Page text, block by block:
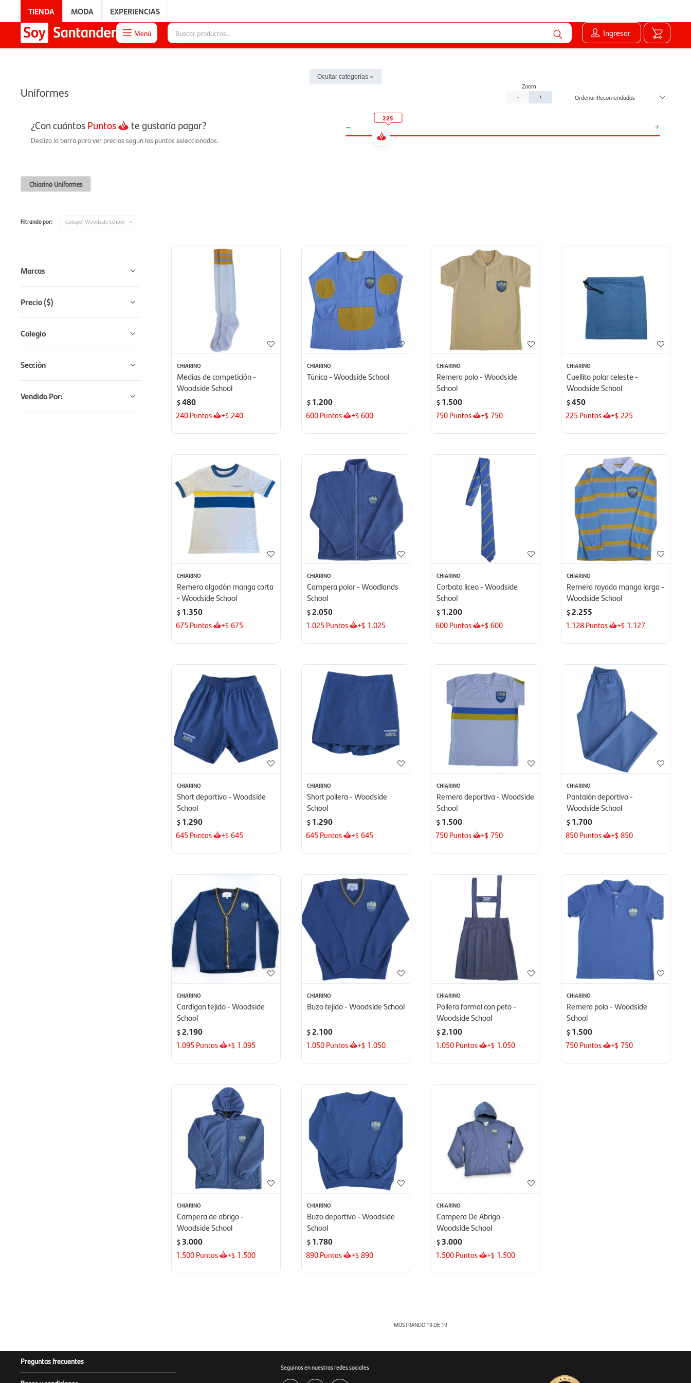
TIENDA MODA EXPERIENCIAS
 Menú Ingresar
Ocultar categorías
Uniformes - + Recomendados
¿Con cuántosPuntos te gustaría pagar?
Desliza la barra para ver precios según los puntos seleccionados.
- +
225
Chiarino Uniformes
Filtrando por: Colegio: Woodside School
CHIARINO
Medias de competición -
Woodside School
$480
240Puntos +$ 240
CHIARINO
Túnica - Woodside School
$ 1.200
600Puntos +$ 600
CHIARINO
Remera polo - Woodside
School
$ 1.500
750Puntos +$ 750
CHIARINO
Cuellito polar celeste -
Woodside School
$450
225 Puntos +$ 225
CHIARINO
Remera algodón manga corta
- Woodside School
$ 1.350
675 Puntos +$ 675
CHIARINO
Campera polar - Woodlands
School
$2.050
1.025 Puntos +$ 1.025
CHIARINO
Corbata liceo - Woodside
School
$ 1.200
600Puntos +$ 600
CHIARINO
Remera rayada manga larga -
Woodside School
$2.255
1.128Puntos +$ 1.127
CHIARINO
Short deportivo - Woodside
School
$ 1.290
645 Puntos +$ 645
CHIARINO
Short pollera - Woodside
School
$ 1.290
645 Puntos +$ 645
CHIARINO
Remera deportiva - Woodside
School
$ 1.500
750Puntos +$ 750
CHIARINO
Pantalón deportivo -
Woodside School
$ 1.700
850Puntos +$ 850
CHIARINO
Cardigan tejido - Woodside
School
$2.190
1.095 Puntos +$ 1.095
CHIARINO
Buzo tejido - Woodside School
$2.100
1.050Puntos +$ 1.050
CHIARINO
Pollera formal con peto -
Woodside School
$2.100
1.050Puntos +$ 1.050
CHIARINO
Remera polo - Woodside
School
$ 1.500
750Puntos +$ 750
CHIARINO
Campera de abrigo -
Woodside School
$ 3.000
1.500Puntos +$ 1.500
CHIARINO
Buzo deportivo - Woodside
School
$ 1.780
890Puntos +$ 890
CHIARINO
Campera De Abrigo -
Woodside School
$ 3.000
1.500Puntos +$ 1.500
MOSTRANDO 19DE 19
Marcas
Precio($)
Colegio
Sección
Vendido Por:
Preguntas frecuentes
Seguinos en nuestras redes sociales